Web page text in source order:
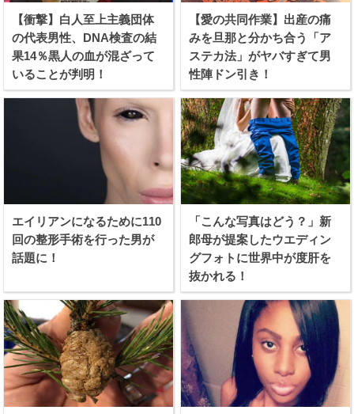
【衝撃】白人至上主義団体
の代表男性、DNA検査の結
果14％黒人の血が混ざって
いることが判明！
【愛の共同作業】出産の痛
みを旦那と分かち合う「ア
ステカ法」がヤバすぎて男
性陣ドン引き！
エイリアンになるために110
回の整形手術を行った男が
話題に！
「こんな写真はどう？」新
郎母が提案したウエディン
グフォトに世界中が度肝を
抜かれる！